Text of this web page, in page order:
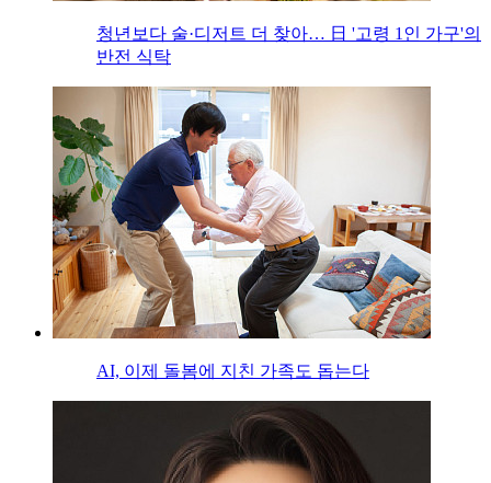
청년보다 술·디저트 더 찾아… 日 '고령 1인 가구'의
반전 식탁
AI, 이제 돌봄에 지친 가족도 돕는다